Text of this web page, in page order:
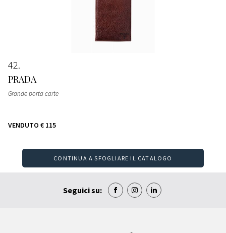
42
PRADA
Grande porta carte
VENDUTO € 115
CONTINUA A SFOGLIARE IL CATALOGO
Seguici su: